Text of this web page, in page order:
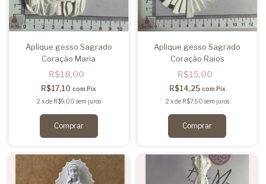
Aplique gesso Sagrado
Coração Maria
R$18,00
R$17,10com Pix
2 xde R$9,00 sem juros
Aplique gesso Sagrado
Coração Raios
R$15,00
R$14,25 com Pix
2 xde R$7,50 sem juros